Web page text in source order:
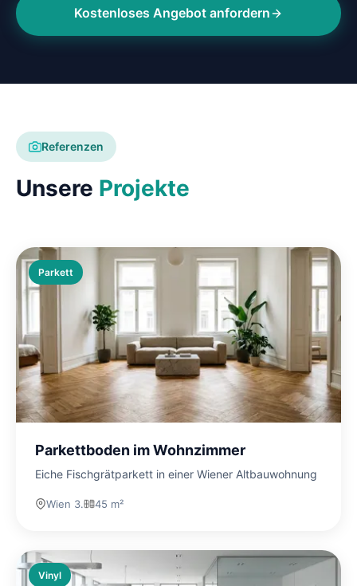
Kostenloses Angebot anfordern
Referenzen
Unsere Projekte
Parkett
Parkettboden im Wohnzimmer
Eiche Fischgrätparkett in einer Wiener Altbauwohnung
Wien 3. 45 m²
Vinyl